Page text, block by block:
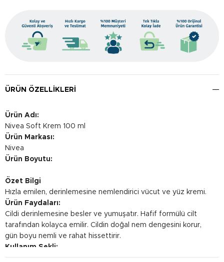
ÜRÜN ÖZELLIKLERI
Ürün Adı:
Nivea Soft Krem 100 ml
Ürün Markası:
Nivea
Ürün Boyutu:
Özet Bilgi
Hızla emilen, derinlemesine nemlendirici vücut ve yüz kremi.
Ürün Faydaları:
Cildi derinlemesine besler ve yumuşatır. Hafif formülü cilt
tarafından kolayca emilir. Cildin doğal nem dengesini korur,
gün boyu nemli ve rahat hissettirir.
Kullanım Şekli:
İhtiyaç duydukça yüz ve vücuda uygulayın. Hafif masaj